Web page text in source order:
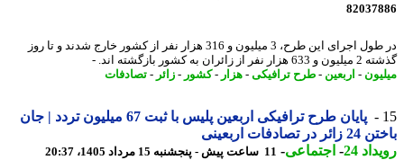
در طول اجرای این طرح، 3 میلیون و 316 هزار نفر از کشور خارج شدند و تا روز
زائران به کشور بازگشته اند. -
-اربعین -طرح ترافیکی-هزار - کشور-زائر - تصادفات
پایان طرح ترافیکی اربعین پلیس با ثبت 67 میلیون تردد | جان
تصادفات اربعینی
24
-اجتماعی-11 ساعت پیش - پنجشنبه 15 مرداد 1405، 20:37